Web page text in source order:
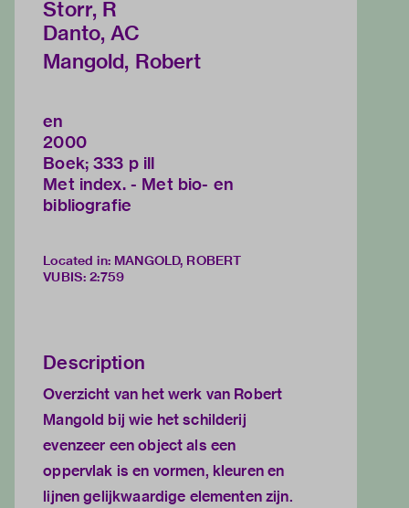
Storr, R
Danto, AC
Mangold, Robert
en
2000
Boek; 333 p ill
Met index. - Met bio- en
bibliografie
Located in: MANGOLD, ROBERT
VUBIS: 2:759
Description
Overzicht van het werk van Robert
Mangold bij wie het schilderij
evenzeer een object als een
oppervlak is en vormen, kleuren en
lijnen gelijkwaardige elementen zijn.